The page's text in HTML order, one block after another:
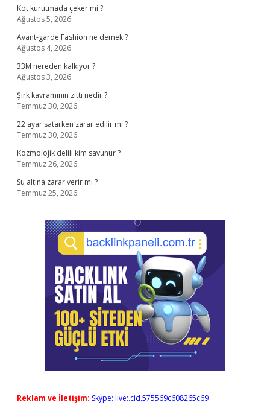
Kot kurutmada çeker mi ?
Ağustos 5, 2026
Avant-garde Fashion ne demek ?
Ağustos 4, 2026
33M nereden kalkıyor ?
Ağustos 3, 2026
Şirk kavramının zıttı nedir ?
Temmuz 30, 2026
22 ayar satarken zarar edilir mi ?
Temmuz 30, 2026
Kozmolojik delili kim savunur ?
Temmuz 26, 2026
Su altına zarar verir mi ?
Temmuz 25, 2026
Reklam ve İletişim: Skype: live:.cid.575569c608265c69